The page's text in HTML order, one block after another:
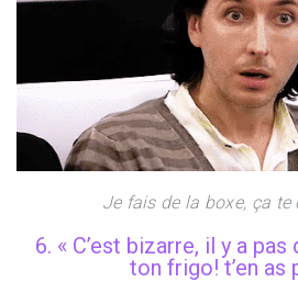
Je fais de la boxe, ça te
6. « C’est bizarre, il y a
ton frigo! t’en as